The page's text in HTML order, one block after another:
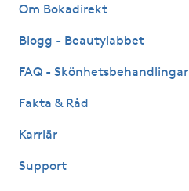
Medial vägledning
Meditation
Medium
Om Bokadirekt
Blogg - Beautylabbet
FAQ - Skönhetsbehandlingar
Fakta & Råd
Karriär
Support